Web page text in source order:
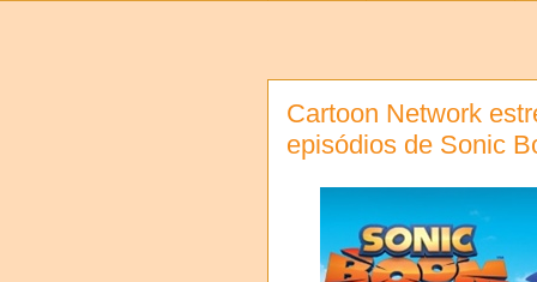
Cartoon Network
episódios de Sonic